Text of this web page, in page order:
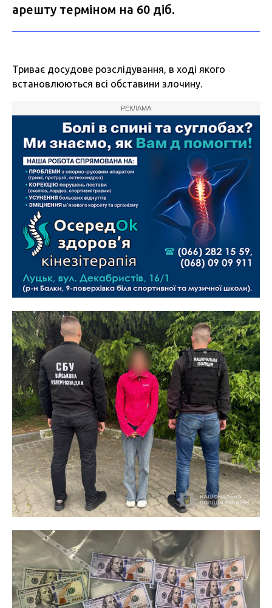
арешту терміном на 60 діб.
Триває досудове розслідування, в ході якого
встановлюються всі обставини злочину.
РЕКЛАМА